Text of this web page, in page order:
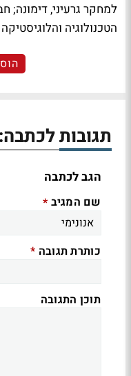
למחקר גרעיני, דימונה;
הטכנולוגיה
תגובות לכתבה:
הגב לכתבה
שם המגיב *
כותרת תגובה *
תוכן התגובה